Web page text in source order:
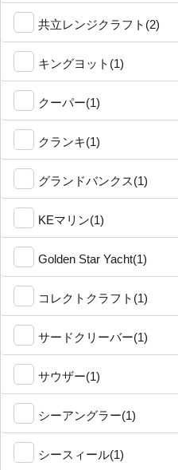
共立レンジクラフト(2)
キングヨット(1)
クーパー(1)
クランキ(1)
グランドバンクス(1)
KEマリン(1)
Golden Star Yacht(1)
コレクトクラフト(1)
サードクリーバー(1)
サウザー(1)
シーアングラー(1)
シースィール(1)